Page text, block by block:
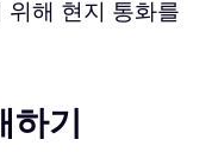
위해 현지 통화를
하기